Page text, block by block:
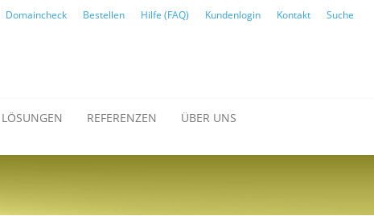
Domaincheck Bestellen Hilfe (FAQ) Kundenlogin Kontakt Suche
REFERENZEN ÜBER UNS